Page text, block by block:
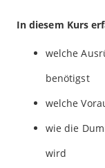
In diesem Kurs
welche
benötigst
welche
wie die
wird